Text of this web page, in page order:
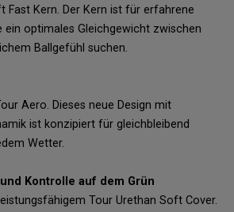
Fast Kern. Der Kern ist für erfahrene
ein optimales Gleichgewicht zwischen
Ballgefühl suchen.
Aero. Dieses neue Design mit
ist konzipiert für gleichbleibend
Wetter.
Kontrolle auf dem Grün
Tour Urethan Soft Cover.